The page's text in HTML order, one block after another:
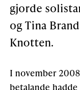
Kontakt oss
Om oss
Levd liv
Podkast
gjorde
og Tina
Knotten.
I november
betalande